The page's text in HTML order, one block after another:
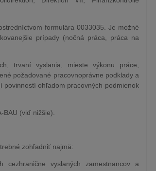
formulára 0033035. Je možné
prípady (nočná práca, práca na
trvaní vyslania, mieste výkonu práce,
požadované pracovnoprávne podklady a
povinností ohľadom pracovných podmienok
(viď nižšie).
zohľadniť najmä:
cezhranične vyslaných zamestnancov a